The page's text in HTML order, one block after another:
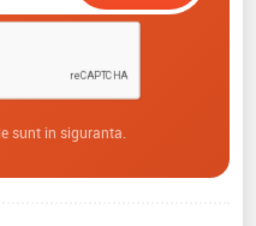
sunt in siguranta.